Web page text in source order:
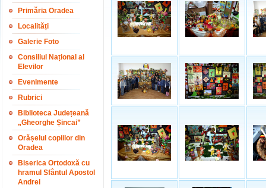
Primăria Oradea
Localități
Galerie Foto
Consiliul Național al
Elevilor
Evenimente
Rubrici
Biblioteca Județeană
„Gheorghe Șincai”
Orășelul copiilor din
Oradea
Biserica Ortodoxă cu
hramul Sfântul Apostol
Andrei